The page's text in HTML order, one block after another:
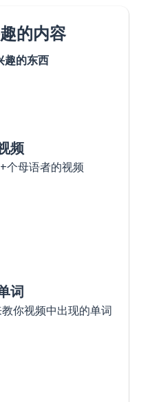
的内容
趣的东西
频
个母语者的视频
词
你视频中出现的单词